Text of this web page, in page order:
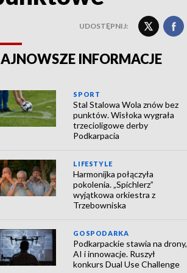
UDOSTĘPNIJ:
INFORMACJE
SPORT
Stal Stalowa Wola znów bez
punktów. Wisłoka wygrała
trzecioligowe derby
Podkarpacia
LIFESTYLE
Harmonijka połączyła
pokolenia. „Spichlerz”
wyjątkowa orkiestra z
Trzebowniska
GOSPODARKA
Podkarpackie stawia na drony,
AI i innowacje. Ruszył
konkurs Dual Use Challenge